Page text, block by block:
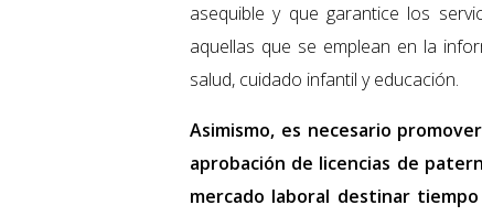
asequible y que garantice los
aquellas que se emplean en la
salud, cuidado infantil y educación.
Asimismo, es necesario
aprobación de licencias de
mercado laboral destinar